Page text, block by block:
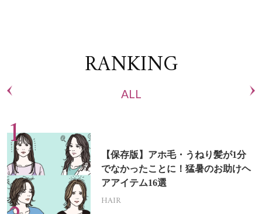
RANKING
ALL
【保存版】アホ毛・うねり髪が1分
でなかったことに！猛暑のお助けヘ
アアイテム16選
HAIR